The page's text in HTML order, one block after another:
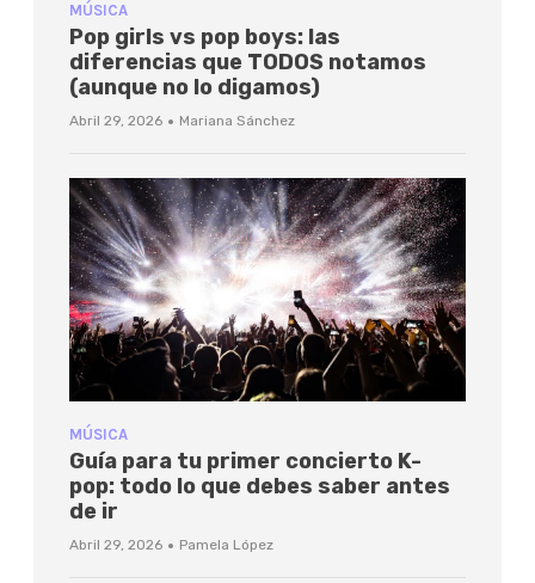
MÚSICA
Pop girls vs pop boys: las
diferencias que TODOS notamos
(aunque no lo digamos)
Abril 29, 2026 · Mariana Sánchez
MÚSICA
Guía para tu primer concierto K-
pop: todo lo que debes saber antes
de ir
Abril 29, 2026 · Pamela López